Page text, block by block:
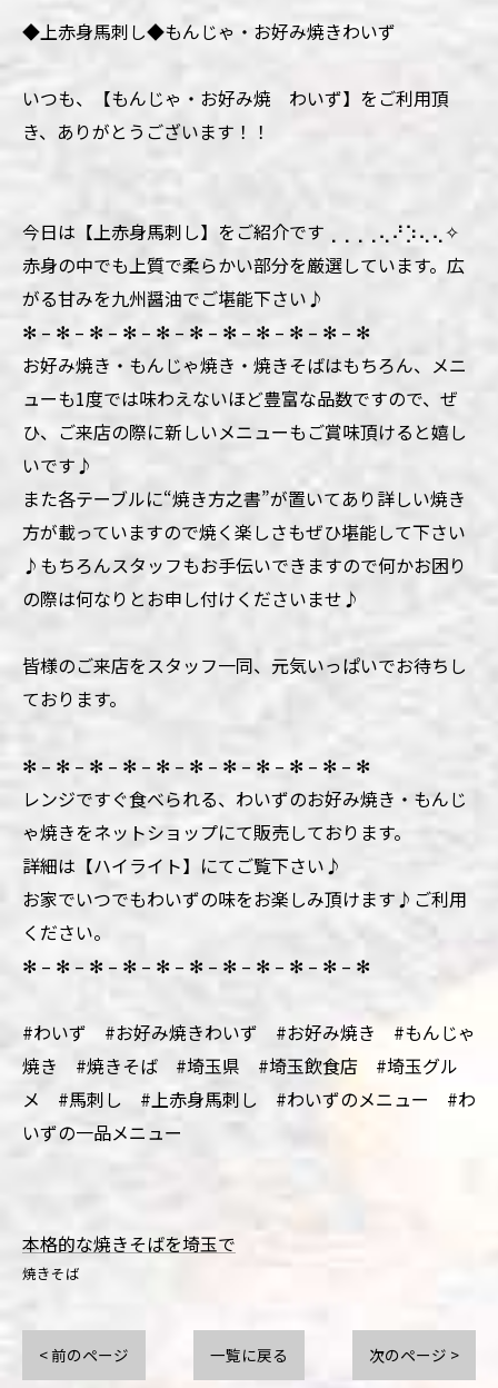
◆上赤身馬刺し◆もんじゃ・お好み焼きわいず
いつも、【もんじゃ・お好み焼 わいず】をご利用頂
き、ありがとうございます！！
今日は【上赤身馬刺し】をご紹介です⢀⢀⢀⢀⢄⠜⡱⢄⢄✧
赤身の中でも上質で柔らかい部分を厳選しています。広
がる甘みを九州醤油でご堪能下さい♪
✻ – ✻ – ✻ – ✻ – ✻ – ✻ – ✻ – ✻ – ✻ – ✻ – ✻
お好み焼き・もんじゃ焼き・焼きそばはもちろん、メニ
ューも1度では味わえないほど豊富な品数ですので、ぜ
ひ、ご来店の際に新しいメニューもご賞味頂けると嬉し
いです♪
また各テーブルに“焼き方之書”が置いてあり詳しい焼き
方が載っていますので焼く楽しさもぜひ堪能して下さい
♪もちろんスタッフもお手伝いできますので何かお困り
の際は何なりとお申し付けくださいませ♪
皆様のご来店をスタッフ一同、元気いっぱいでお待ちし
ております。
✻ – ✻ – ✻ – ✻ – ✻ – ✻ – ✻ – ✻ – ✻ – ✻ – ✻
レンジですぐ食べられる、わいずのお好み焼き・もんじ
ゃ焼きをネットショップにて販売しております。
詳細は【ハイライト】にてご覧下さい♪
お家でいつでもわいずの味をお楽しみ頂けます♪ご利用
ください。
✻ – ✻ – ✻ – ✻ – ✻ – ✻ – ✻ – ✻ – ✻ – ✻ – ✻
#わいず #お好み焼きわいず #お好み焼き #もんじゃ
焼き #焼きそば #埼玉県 #埼玉飲食店 #埼玉グル
メ #馬刺し #上赤身馬刺し #わいずのメニュー #わ
いずの一品メニュー
本格的な焼きそばを埼玉で
焼きそば
< 前のページ 一覧に戻る 次のページ >